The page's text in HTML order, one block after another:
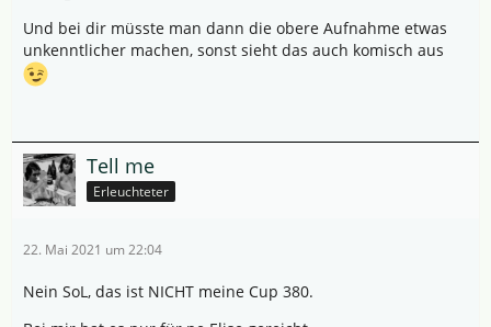
Und bei dir müsste man dann die obere Aufnahme etwas
unkenntlicher machen, sonst sieht das auch komisch aus
Tell me
Erleuchteter
22. Mai 2021 um 22:04
Nein SoL, das ist NICHT meine Cup 380.